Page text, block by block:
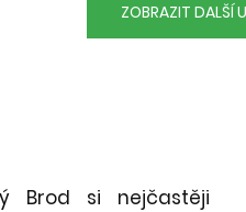
ZOBRAZIT DALŠÍ
Brod si nejčastěji